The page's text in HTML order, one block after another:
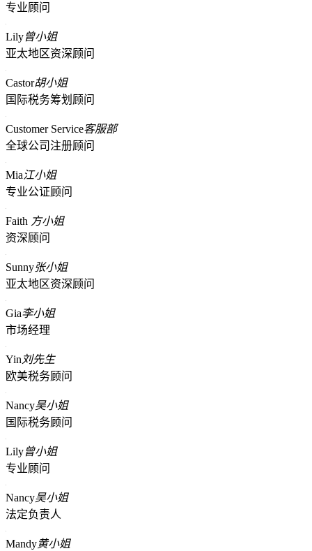
专业顾问
Lily曾小姐
亚太地区资深顾问
Castor胡小姐
国际税务筹划顾问
Customer Service客服部
全球公司注册顾问
Mia江小姐
专业公证顾问
Faith 方小姐
资深顾问
Sunny张小姐
亚太地区资深顾问
Gia李小姐
市场经理
Yin 刘先生
欧美税务顾问
Nancy吴小姐
国际税务顾问
Lily曾小姐
专业顾问
Nancy吴小姐
法定负责人
Mandy黄小姐